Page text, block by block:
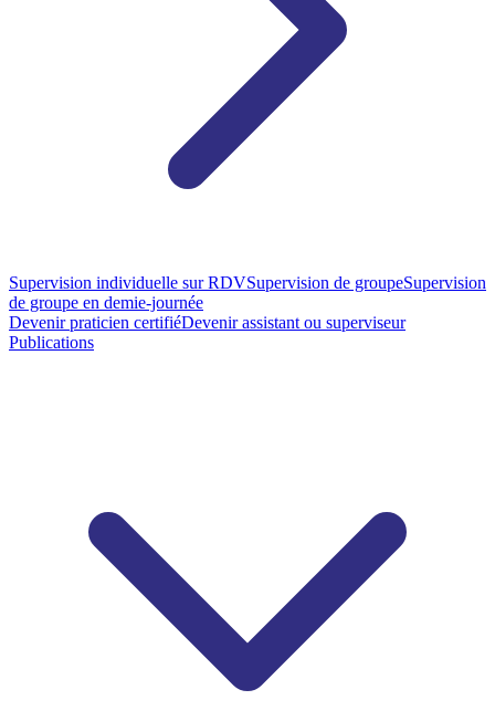
Supervision individuelle sur RDVSupervision de groupeSupervision
de groupe en demie-journée
Devenir praticien certifiéDevenir assistant ou superviseur
Publications